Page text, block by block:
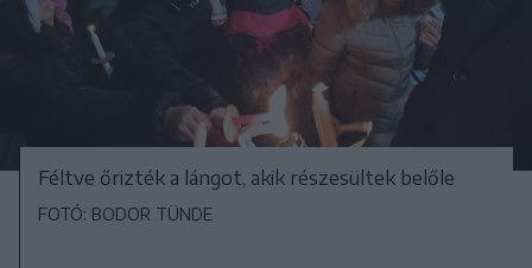
Féltve őrizték a lángot, akik részesültek belőle
FOTÓ: BODOR TÜNDE